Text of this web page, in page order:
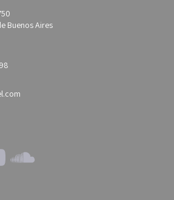
Buenos Aires
SoundCloud